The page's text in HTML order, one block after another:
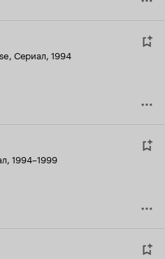
, Сериал, 1994
1994–1999